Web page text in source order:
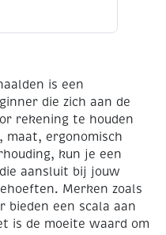
is een
die zich aan de
rekening te houden
maat, ergonomisch
kun je een
aansluit bij jouw
Merken zoals
bieden een scala aan
is de moeite waard om